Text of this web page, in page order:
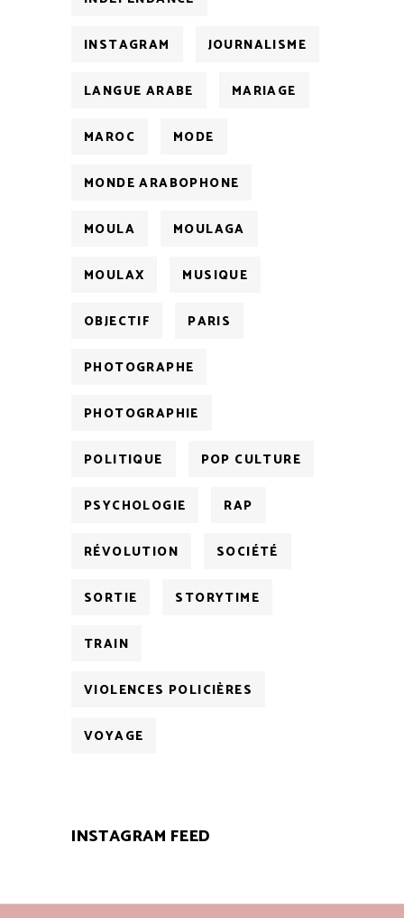
INSTAGRAM JOURNALISME
LANGUE ARABE MARIAGE
MAROC MODE
MONDE ARABOPHONE
MOULA MOULAGA
MOULAX MUSIQUE
OBJECTIF PARIS
PHOTOGRAPHE
PHOTOGRAPHIE
POLITIQUE POP CULTURE
PSYCHOLOGIE RAP
RÉVOLUTION SOCIÉTÉ
SORTIE STORYTIME
TRAIN
VIOLENCES POLICIÈRES
VOYAGE
INSTAGRAM FEED